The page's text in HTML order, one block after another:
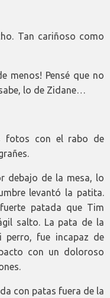
Tan cariñoso como
menos! Pensé que no
lo de Zidane…
fotos con el rabo de
debajo de la mesa, lo
levantó la patita.
patada que Tim
salto. La pata de la
perro, fue incapaz de
con un doloroso
con patas fuera de la